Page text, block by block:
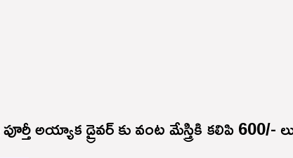
అయ్యాక డ్రైవర్ కు వంట మేస్త్రికి కలిపి 600/-